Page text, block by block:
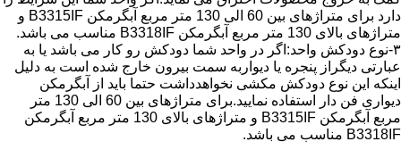
دارد برای متراژهای بین 60 الی 130 متر مربع آبگرمکن B3315IF و
متراژهای بالای 130 متر مربع آبگرمکن B3318IF مناسب می باشد.
۳-نوع دودکش واحد:اگر در واحد شما دودکش رو کار می باشد یا به
عبارتی دیگراز پنجره یا دیواربه سمت بیرون خارج شده است به دلیل
اینکه این نوع دودکش مکشی نخواهدداشت حتما باید از آبگرمکن
دیواری فن دار استفاده نمایید.برای متراژهای بین 60 الی 130 متر
مربع آبگرمکن B3315IF و متراژهای بالای 130 متر مربع آبگرمکن
B3318IF مناسب می باشد.